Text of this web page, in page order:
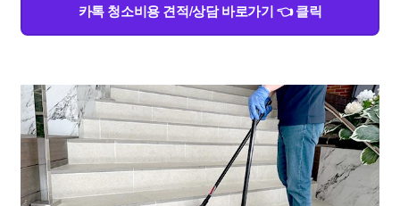
카톡 청소비용 견적/상담 바로가기 👈 클릭